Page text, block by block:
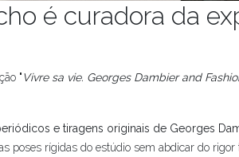
é curadora da
"Vivre sa vie. Georges Dambier and
e tiragens originais de Georges
poses rígidas do estúdio sem abdicar do rigor